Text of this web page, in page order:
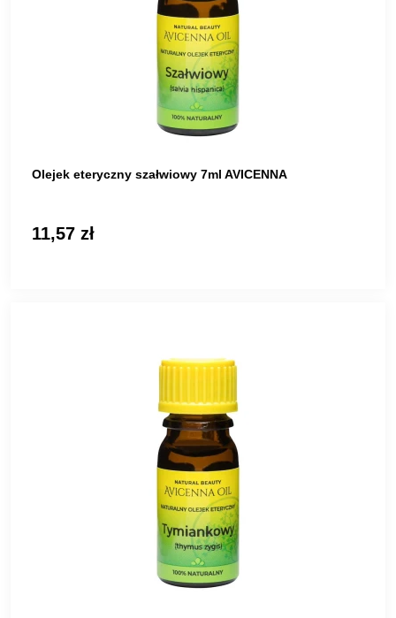
Olejek eteryczny szałwiowy 7ml AVICENNA
11,57 zł